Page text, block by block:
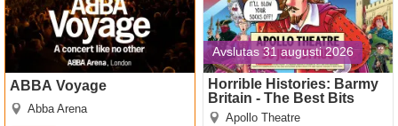
ABBA Voyage
Abba Arena
Avslutas 31 augusti 2026
Horrible Histories: Barmy
Britain - The Best Bits
Apollo Theatre